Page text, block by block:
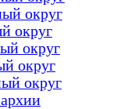
округ
округ
округ
округ
округ